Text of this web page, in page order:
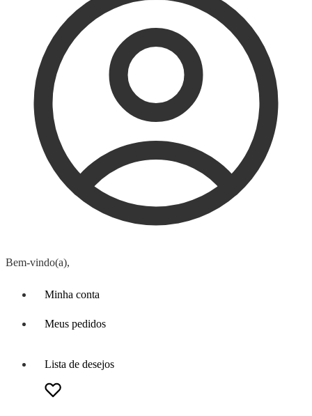
Bem-vindo(a),
Minha conta
Meus pedidos
Lista de desejos